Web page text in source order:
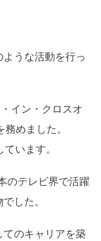
うな活動を行っ
イン・クロスオ
めました。
います。
のテレビ界で活躍
した。
のキャリアを築